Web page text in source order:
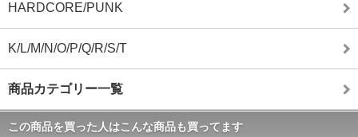
HARDCORE/PUNK
K/L/M/N/O/P/Q/R/S/T
商品カテゴリー一覧
この商品を買った人はこんな商品も買ってます